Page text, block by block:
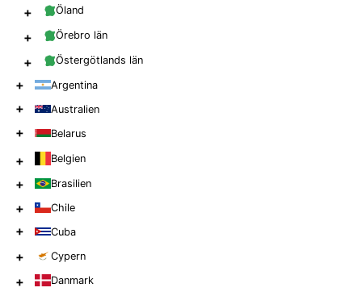
+ Öland
+ Örebro län
+ Östergötlands län
+ Argentina
+ Australien
+ Belarus
+ Belgien
+ Brasilien
+ Chile
+ Cuba
+ Cypern
+ Danmark